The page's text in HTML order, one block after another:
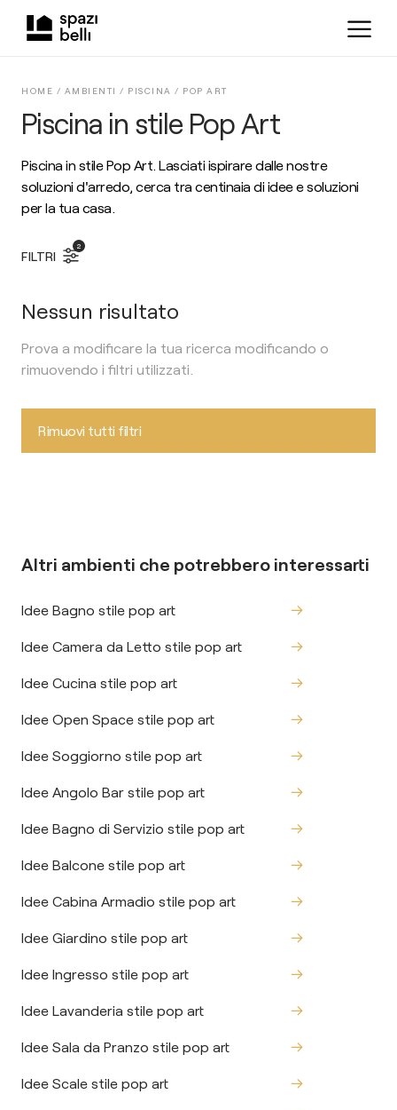
Piscina in stile Pop Art
HOME / AMBIENTI / PISCINA / POP ART
Piscina in stile Pop Art. Lasciati ispirare dalle nostre
soluzioni d'arredo, cerca tra centinaia di idee e soluzioni
per la tua casa.
FILTRI
2
Nessun risultato
Prova a modificare la tua ricerca modificando o
rimuovendo i filtri utilizzati.
Rimuovi tutti filtri
Altri ambienti che potrebbero interessarti
Idee Bagno stile pop art
Idee Camera da Letto stile pop art
Idee Cucina stile pop art
Idee Open Space stile pop art
Idee Soggiorno stile pop art
Idee Angolo Bar stile pop art
Idee Bagno di Servizio stile pop art
Idee Balcone stile pop art
Idee Cabina Armadio stile pop art
Idee Giardino stile pop art
Idee Ingresso stile pop art
Idee Lavanderia stile pop art
Idee Sala da Pranzo stile pop art
Idee Scale stile pop art